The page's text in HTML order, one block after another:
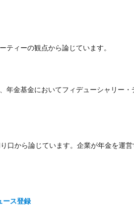
ィーの観点から論じています。
年金基金においてフィデューシャリー・
口から論じています。企業が年金を運
ス登録